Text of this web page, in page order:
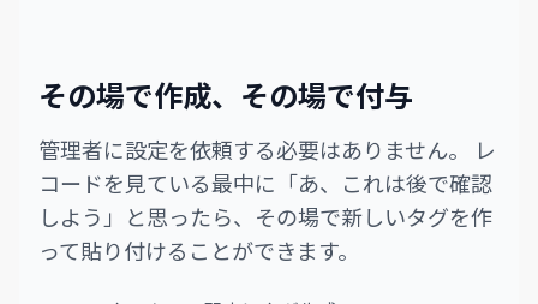
その場で作成、その場で付与
管理者に設定を依頼する必要はありません。 レ
コードを見ている最中に「あ、これは後で確認
しよう」と思ったら、その場で新しいタグを作
って貼り付けることができます。